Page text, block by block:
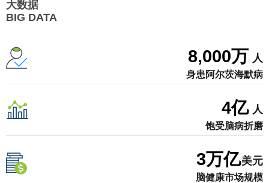
大数据
BIG DATA
8,000万 人
身患阿尔茨海默病
4亿 人
饱受脑病折磨
3万亿美元
脑健康市场规模